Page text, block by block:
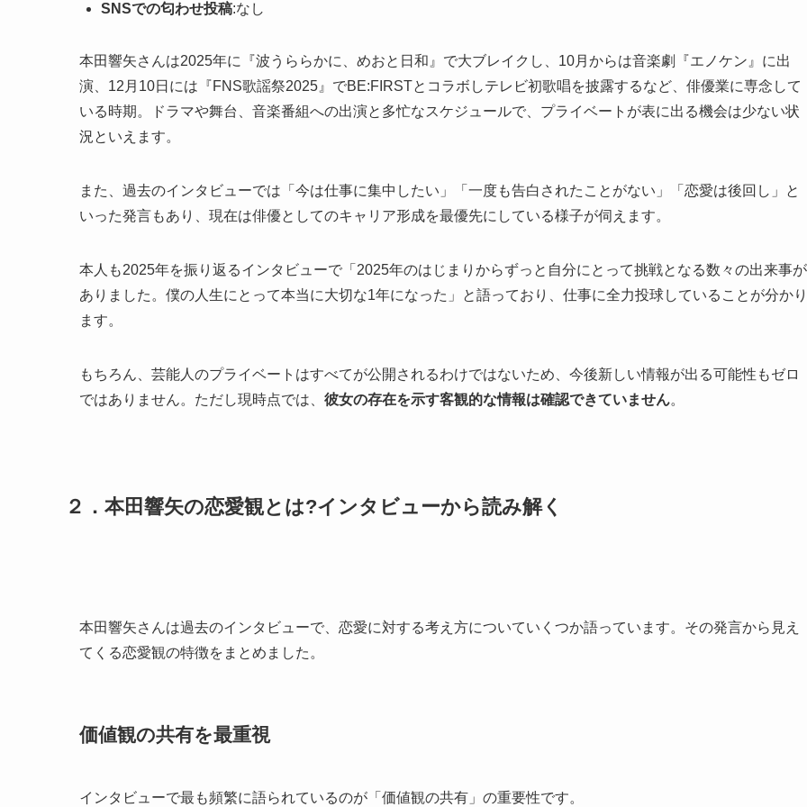
SNSでの匂わせ投稿:なし
本田響矢さんは2025年に『波うららかに、めおと日和』で大ブレイクし、10月からは音楽劇『エノケン』に出
演、12月10日には『FNS歌謡祭2025』でBE:FIRSTとコラボしテレビ初歌唱を披露するなど、俳優業に専念して
いる時期。ドラマや舞台、音楽番組への出演と多忙なスケジュールで、プライベートが表に出る機会は少ない状
況といえます。
また、過去のインタビューでは「今は仕事に集中したい」「一度も告白されたことがない」「恋愛は後回し」と
いった発言もあり、現在は俳優としてのキャリア形成を最優先にしている様子が伺えます。
本人も2025年を振り返るインタビューで「2025年のはじまりからずっと自分にとって挑戦となる数々の出来事が
ありました。僕の人生にとって本当に大切な1年になった」と語っており、仕事に全力投球していることが分かり
ます。
もちろん、芸能人のプライベートはすべてが公開されるわけではないため、今後新しい情報が出る可能性もゼロ
ではありません。ただし現時点では、 彼女の存在を示す客観的な情報は確認できていません。
２．本田響矢の恋愛観とは?インタビューから読み解く
本田響矢さんは過去のインタビューで、恋愛に対する考え方についていくつか語っています。その発言から見え
てくる恋愛観の特徴をまとめました。
価値観の共有を最重視
インタビューで最も頻繁に語られているのが「価値観の共有」の重要性です。